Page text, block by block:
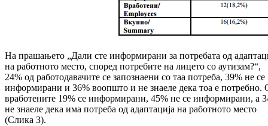
На прашањето „Дали сте информирани за потребата од
на работното место, според потребите на лицето со аутизам?“,
24% од работодавачите се запознаени со таа потреба, 39% не се
информирани и 36% воопшто и не знаеле дека тоа е потребно.
вработените 19% се информирани, 45% не се информирани, а
не знаеле дека има потреба од адаптација на работното место
(Слика 3).